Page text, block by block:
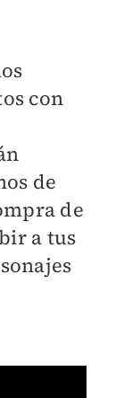
con
de
de
a tus